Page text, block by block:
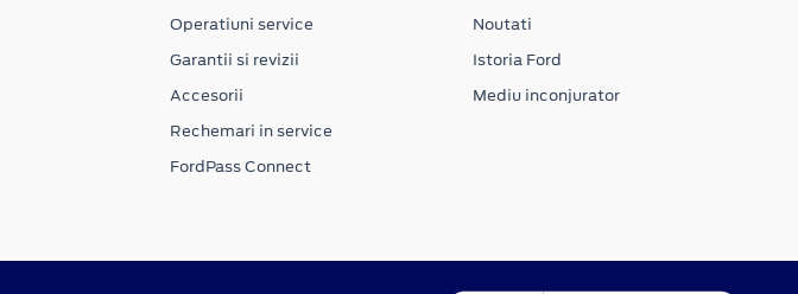
Vopsea SVO Traffic Blue
1.452€
1.452€
Operatiuni service
Garantii si revizii
Accesorii
Rechemari in service
FordPass Connect
Noutati
Istoria Ford
Mediu inconjurator